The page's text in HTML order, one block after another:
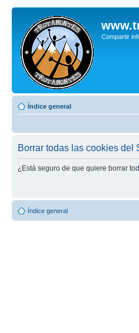
Compartir
Índice general
Borrar todas las cookies del
¿Está seguro de que quiere borrar
Índice general